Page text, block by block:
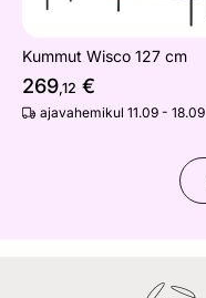
Kummut Wisco 127 cm
269,12 €
ajavahemikul 11.09 - 18.09